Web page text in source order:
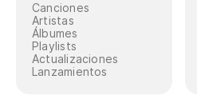
Canciones
Artistas
Álbumes
Playlists
Actualizaciones
Lanzamientos